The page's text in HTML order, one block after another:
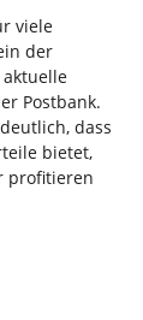
viele
der
aktuelle
Postbank.
dass
bietet,
profitieren